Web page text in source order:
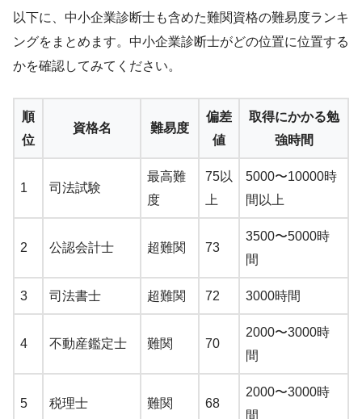
以下に、中小企業診断士も含めた難関資格の難易度ランキ
ングをまとめます。中小企業診断士がどの位置に位置する
かを確認してみてください。
順
位
資格名 難易度
偏差
値
取得にかかる勉
強時間
1 司法試験
最高難
度
75以
上
5000〜10000時
間以上
2 公認会計士 超難関 73
3500〜5000時
間
3 司法書士 超難関 72 3000時間
4 不動産鑑定士 難関 70
2000〜3000時
間
5 税理士 難関 68
2000〜3000時
間